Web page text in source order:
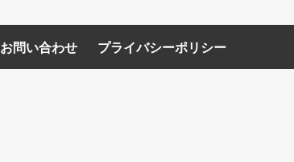
お問い合わせ プライバシーポリシー